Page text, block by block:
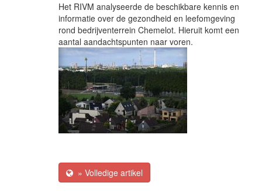
Het RIVM analyseerde de beschikbare kennis en
informatie over de gezondheid en leefomgeving
rond bedrijventerrein Chemelot. Hieruit komt een
aantal aandachtspunten naar voren.
» Volledige artikel